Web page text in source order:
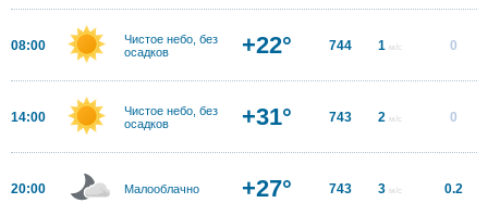
08:00
Чистое небо, без
осадков
+22° 744 1 м/с 0
14:00
Чистое небо, без
осадков
+31° 743 2 м/с 0
20:00 Малооблачно +27° 743 3 м/с 0.2